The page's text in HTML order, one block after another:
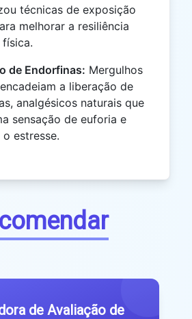
técnicas de exposição
melhorar a resiliência
física.
de Endorfinas: Mergulhos
a liberação de
analgésicos naturais que
sensação de euforia e
estresse.
de Avaliação de